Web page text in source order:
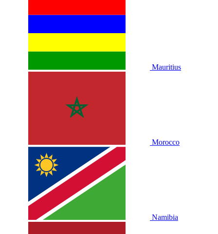
Mauritius
Morocco
Namibia